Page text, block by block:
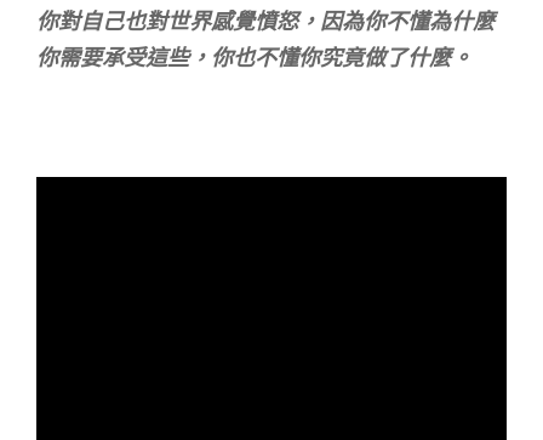
你對自己也對世界感覺憤怒，因為你不懂為什麼
你需要承受這些，你也不懂你究竟做了什麼。